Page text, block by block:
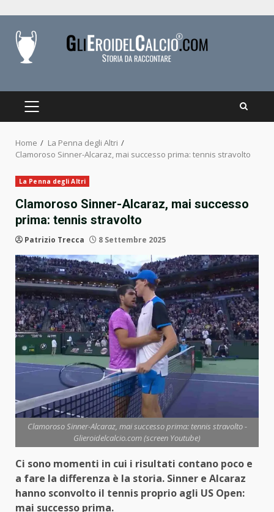
content
PRIMARY
Home
La Penna degli Altri
Clamoroso Sinner-Alcaraz, mai successo prima: tennis stravolto
La Penna degli Altri
Clamoroso Sinner-Alcaraz, mai successo
prima: tennis stravolto
Patrizio Trecca 8 Settembre 2025
Clamoroso Sinner-Alcaraz, mai successo prima: tennis stravolto -
Glieroidelcalcio.com (screen Youtube)
Ci sono momenti in cui i risultati contano poco e
a fare la differenza è la storia. Sinner e Alcaraz
hanno sconvolto il tennis proprio agli US Open:
mai successo prima.